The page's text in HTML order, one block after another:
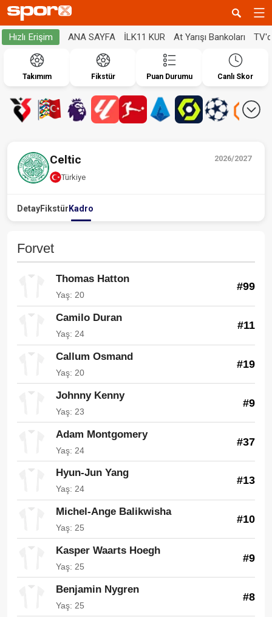
Hızlı Erişim ANA SAYFA İLK11 KUR At Yarışı Bankoları
Takımım Fikstür Puan Durumu Canlı Skor
2026/2027
Celtic
Türkiye
DetayFikstür Kadro
Forvet
Thomas Hatton
Yaş: 20
#99
Camilo Duran
Yaş: 24
#11
Callum Osmand
Yaş: 20
#19
Johnny Kenny
Yaş: 23
#9
Adam Montgomery
Yaş: 24
#37
Hyun-Jun Yang
Yaş: 24
#13
Michel-Ange Balikwisha
Yaş: 25
#10
Kasper Waarts Hoegh
Yaş: 25
#9
Benjamin Nygren
Yaş: 25
#8